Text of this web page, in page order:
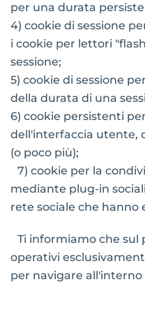
per una durata
4) cookie di sessione
i cookie per lettori
sessione;
5) cookie di sessione
della durata di una
6) cookie persistenti
dell'interfaccia utente,
(o poco più);
7) cookie per la
mediante plug-in
rete sociale che hanno
Ti informiamo che sul
operativi
per navigare all'interno